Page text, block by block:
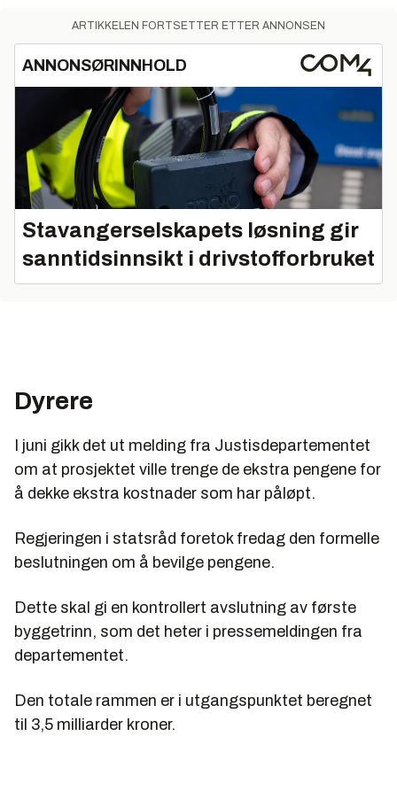
ARTIKKELEN FORTSETTER ETTER ANNONSEN
ANNONSØRINNHOLD
Stavangerselskapets løsning gir
sanntidsinnsikt i drivstofforbruket
Dyrere
I juni gikk det ut melding fra Justisdepartementet
om at prosjektet ville trenge de ekstra pengene for
å dekke ekstra kostnader som har påløpt.
Regjeringen i statsråd foretok fredag den formelle
beslutningen om å bevilge pengene.
Dette skal gi en kontrollert avslutning av første
byggetrinn, som det heter i pressemeldingen fra
departementet.
Den totale rammen er i utgangspunktet beregnet
til 3,5 milliarder kroner.